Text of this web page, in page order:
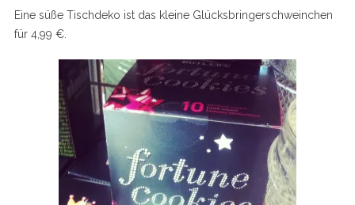
Eine süße Tischdeko ist das kleine Glücksbringerschweinchen
für 4,99 €.